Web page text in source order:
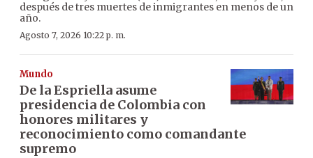
después de tres muertes de inmigrantes en menos de un
año.
Agosto 7, 2026 10:22 p. m.
Mundo
De la Espriella asume
presidencia de Colombia con
honores militares y
reconocimiento como comandante
supremo